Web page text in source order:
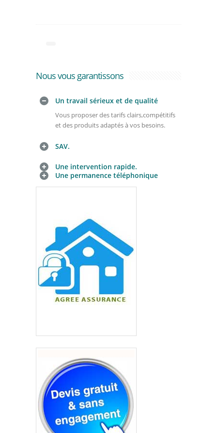
Nous vous garantissons
Un travail sérieux et de qualité
Vous proposer des tarifs clairs,compétitifs
et des produits adaptés à vos besoins.
SAV.
Une intervention rapide.
Une permanence téléphonique